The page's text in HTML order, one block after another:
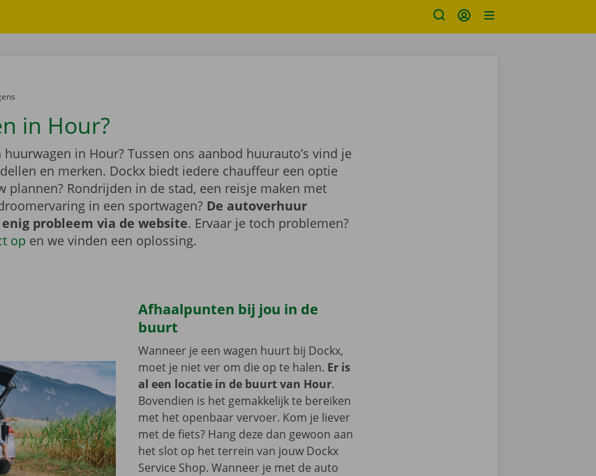
in Hour?
huurwagen in Hour? Tussen ons aanbod huurauto’s vind je
en merken. Dockx biedt iedere chauffeur een optie
plannen? Rondrijden in de stad, een reisje maken met
in een sportwagen? De autoverhuur
probleem via de website. Ervaar je toch problemen?
op en we vinden een oplossing.
Afhaalpunten bij jou in de
buurt
Wanneer je een wagen huurt bij Dockx,
moet je niet ver om die op te halen. Er is
al een locatie in de buurt van Hour.
Bovendien is het gemakkelijk te bereiken
met het openbaar vervoer. Kom je liever
met de fiets? Hang deze dan gewoon aan
het slot op het terrein van jouw Dockx
Service Shop. Wanneer je met de auto